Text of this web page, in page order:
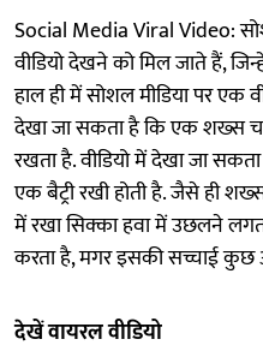
Social Media Viral Video:
वीडियो देखने को मिल जाते हैं,
हाल ही में सोशल मीडिया पर एक
देखा जा सकता है कि एक शख्स
रखता है. वीडियो में देखा जा
एक बैट्री रखी होती है. जैसे ही
में रखा सिक्का हवा में उछलने
करता है, मगर इसकी सच्चाई
देखें वायरल वीडियो